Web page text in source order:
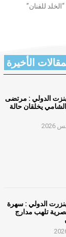
للفنان”
الأخيرة
الدولي : مرتضى
يخلقان حالة
الدولي : سهرة
تلهب مدارج